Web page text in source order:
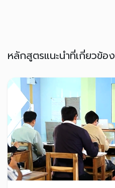
หลักสูตรแนะนำที่เกี่ยวข้อง